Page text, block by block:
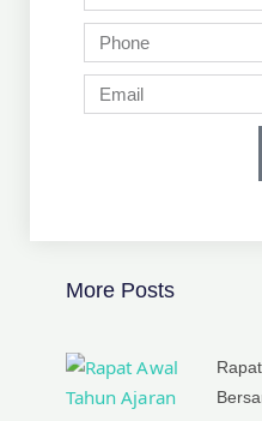
Name
Phone
Email
More Posts